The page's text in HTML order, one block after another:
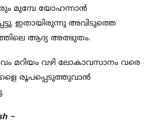
മുമ്പേ യോഹന്നാൻ
ഇതായിരുന്നു അവിടുത്തെ
ആദ്യ അത്ഭുതം.
മറിയം വഴി ലോകാവസാനം വരെ
രൂപപ്പെടുത്തുവാൻ
~